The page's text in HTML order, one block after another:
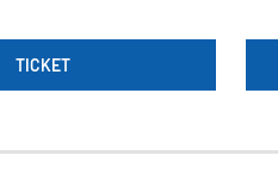
TICKET